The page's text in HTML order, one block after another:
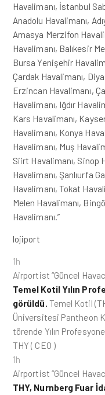
Havalimanı, İstanbul
Anadolu Havalimanı,
Amasya Merzifon
Havalimanı, Balıkesir
Bursa Yenişehir
Çardak Havalimanı,
Erzincan Havalimanı,
Havalimanı, Iğdır
Kars Havalimanı,
Havalimanı, Konya
Havalimanı, Muş
Siirt Havalimanı, Sinop
Havalimanı, Şanlıurfa
Havalimanı, Tokat
Melen Havalimanı,
Havalimanı.”
lojiport
1h
Airportist “Güncel
Temel Kotil Yılın
görüldü. Temel Kotil
Üniversitesi Pantheon
törende Yılın
THY ( CEO )
1h
Airportist “Güncel
THY, Nurnberg Fuar